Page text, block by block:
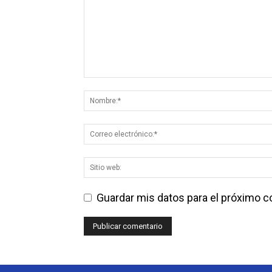
Guardar mis datos para el próximo